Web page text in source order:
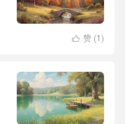
 赞 (1)